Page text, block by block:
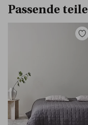
Passende teile
Zu